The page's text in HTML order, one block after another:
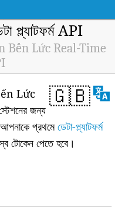
প্ল্যাটফর্ম API
Bến Lức Real-Time
🇬🇧
Lức
জন্য
আপনাকে প্রথমেডেটা-প্ল্যাটফর্ম
টোকেন পেতে হবে।